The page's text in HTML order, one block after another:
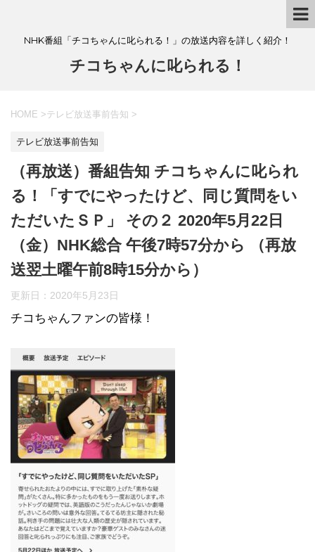
NHK番組「チコちゃんに叱られる！」の放送内容を詳しく紹介！
チコちゃんに叱られる！
HOME >テレビ放送事前告知 >
テレビ放送事前告知
（再放送）番組告知 チコちゃんに叱られ
る！「すでにやったけど、同じ質問をい
ただいたＳＰ」 その２ 2020年5月22日
（金）NHK総合 午後7時57分から （再放
送翌土曜午前8時15分から）
更新日： 2020年5月23日
チコちゃんファンの皆様！